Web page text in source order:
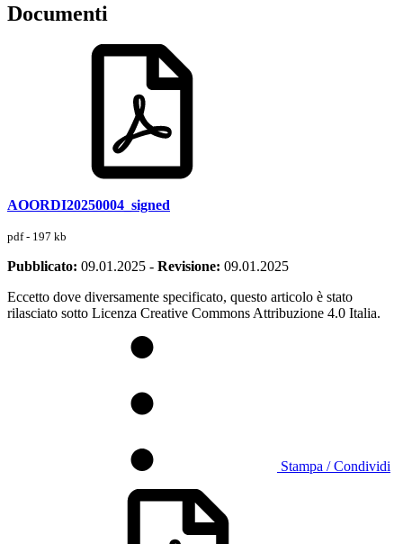
Documenti
AOORDI20250004_signed
pdf - 197 kb
Pubblicato: 09.01.2025 - Revisione: 09.01.2025
Eccetto dove diversamente specificato, questo articolo è stato
rilasciato sotto Licenza Creative Commons Attribuzione 4.0 Italia.
Stampa / Condividi